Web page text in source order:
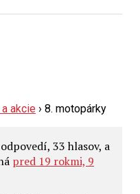
akcie › 8. motopárky
33 hlasov, a
pred 19 rokmi, 9